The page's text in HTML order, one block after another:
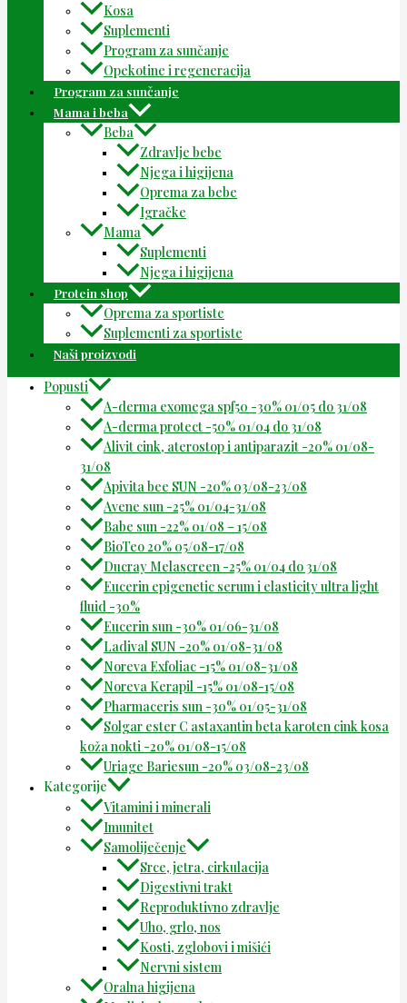
Kosa
Suplementi
Program za sunčanje
Opekotine i regeneracija
Program za sunčanje
Mama i beba
Beba
Zdravlje bebe
Njega i higijena
Oprema za bebe
Igračke
Mama
Suplementi
Njega i higijena
Protein shop
Oprema za sportiste
Suplementi za sportiste
Naši proizvodi
Popusti
A-derma exomega spf50 -30% 01/05 do 31/08
A-derma protect -50% 01/04 do 31/08
Alivit cink, aterostop i antiparazit -20% 01/08-
31/08
Apivita bee SUN -20% 03/08-23/08
Avene sun -25% 01/04-31/08
Babe sun -22% 01/08 – 15/08
BioTeo 20% 05/08-17/08
Ducray Melascreen -25% 01/04 do 31/08
Eucerin epigenetic serum i elasticity ultra light
fluid -30%
Eucerin sun -30% 01/06-31/08
Ladival SUN -20% 01/08-31/08
Noreva Exfoliac -15% 01/08-31/08
Noreva Kerapil -15% 01/08-15/08
Pharmaceris sun -30% 01/05-31/08
Solgar ester C astaxantin beta karoten cink kosa
koža nokti -20% 01/08-15/08
Uriage Bariesun -20% 03/08-23/08
Kategorije
Vitamini i minerali
Imunitet
Samoliječenje
Srce, jetra, cirkulacija
Digestivni trakt
Reproduktivno zdravlje
Uho, grlo, nos
Kosti, zglobovi i mišići
Nervni sistem
Oralna higijena